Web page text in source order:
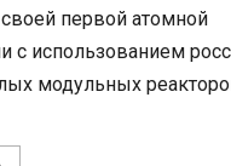
своей первой атомной
с использованием
модульных